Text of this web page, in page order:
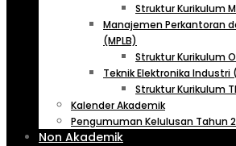
Struktur Kurikulum
Manajemen Perkantoran
(MPLB)
Struktur Kurikulum
Teknik Elektronika Industri
Struktur Kurikulum
Kalender Akademik
Pengumuman Kelulusan Tahun
Non Akademik